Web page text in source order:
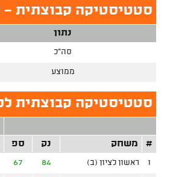
סטטיסטיקה קבוצתית -
נתון
סה"כ
ממוצע
סטטיסטיקה קבוצתית
#
משחק נק ספ
1 ראשון לציון (ב) 84
67